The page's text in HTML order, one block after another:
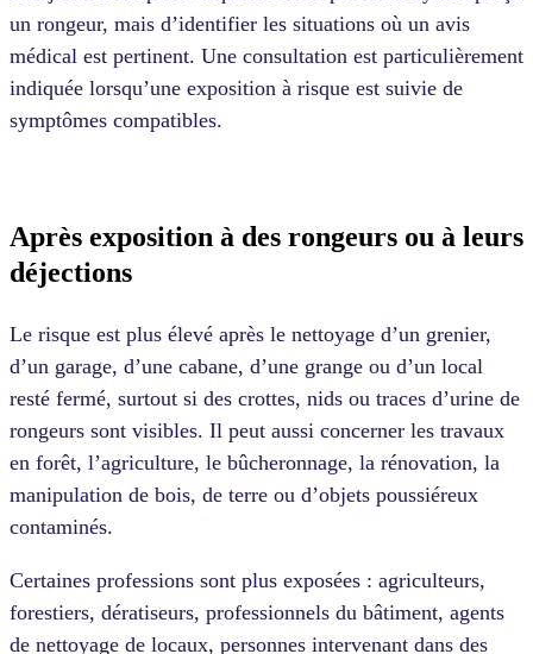
un rongeur, mais d’identifier les situations où un avis
médical est pertinent. Une consultation est particulièrement
indiquée lorsqu’une exposition à risque est suivie de
symptômes compatibles.
Après exposition à des rongeurs ou à leurs
déjections
Le risque est plus élevé après le nettoyage d’un grenier,
d’un garage, d’une cabane, d’une grange ou d’un local
resté fermé, surtout si des crottes, nids ou traces d’urine de
rongeurs sont visibles. Il peut aussi concerner les travaux
en forêt, l’agriculture, le bûcheronnage, la rénovation, la
manipulation de bois, de terre ou d’objets poussiéreux
contaminés.
Certaines professions sont plus exposées : agriculteurs,
forestiers, dératiseurs, professionnels du bâtiment, agents
de nettoyage de locaux, personnes intervenant dans des